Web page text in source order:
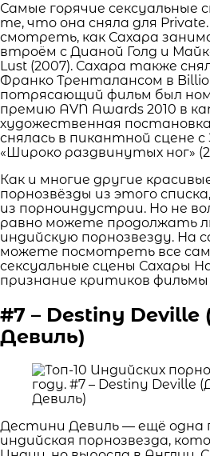
Самые горячие сексуальные
те, что она сняла для
смотреть, как Сахара
втроём с Дианой Голд и
Lust (2007). Сахара также
Франко Тренталансом в
потрясающий фильм был
премию AVN Awards 2010 в
художественная
снялась в пикантной сцене с
«Широко раздвинутых ног»
Как и многие другие
порнозвёзды из этого
из порноиндустрии. Но не
равно можете продолжать
индийскую порнозвезду. На
можете посмотреть все
сексуальные сцены Сахары
признание критиков фильмы
#7 – Destiny
Девиль)
Дестини Девиль — ещё
индийская порнозвезда,